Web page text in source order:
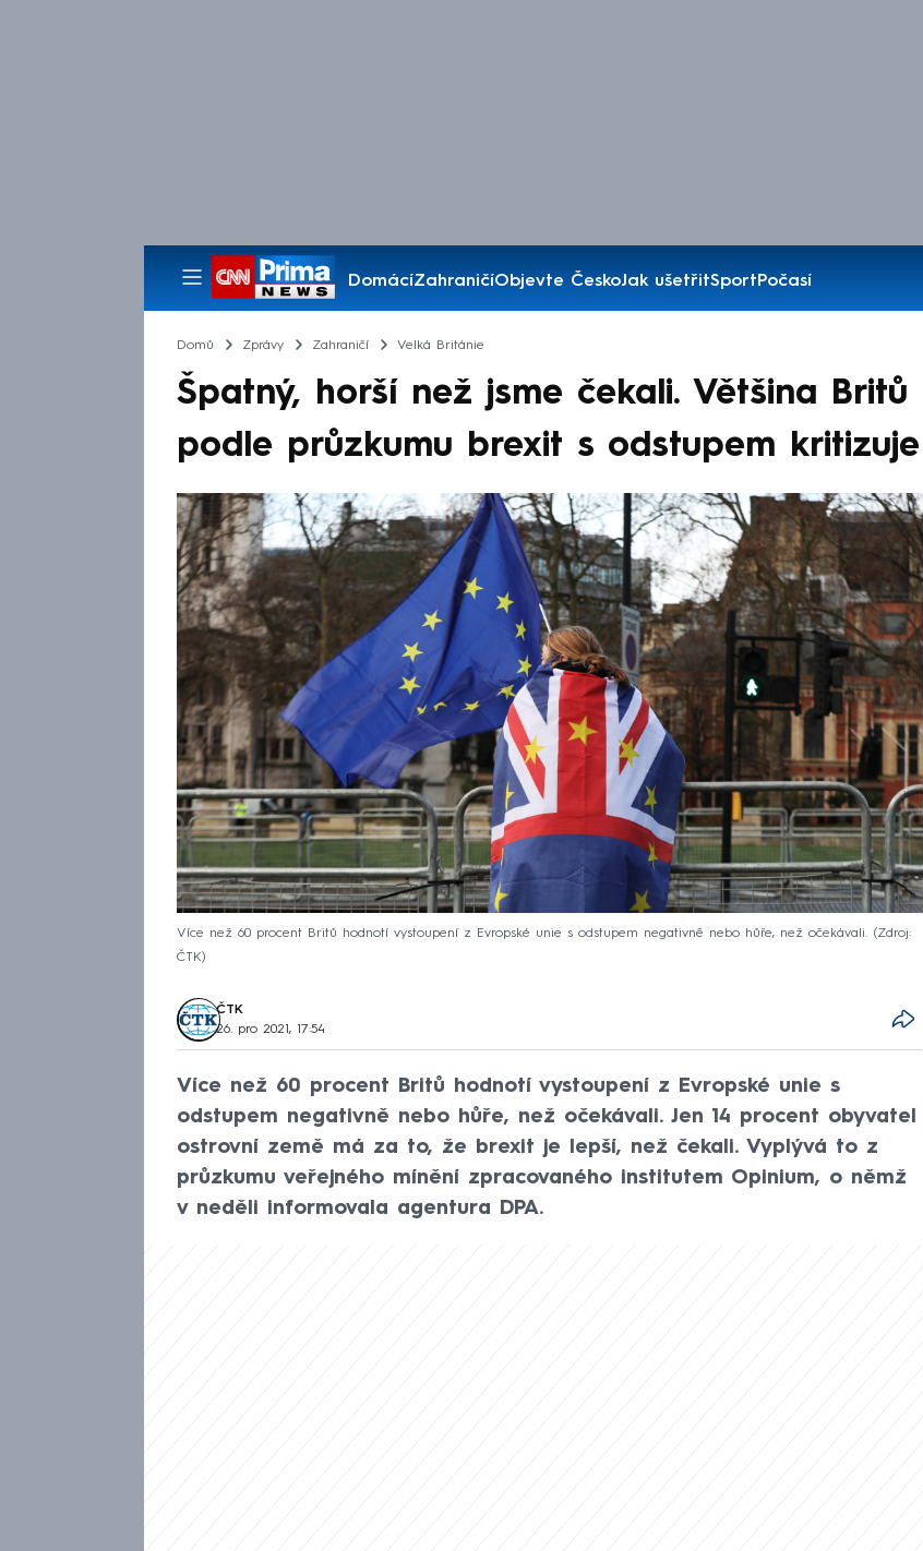
DomácíZahraničíObjevte ČeskoJak ušetřitSportPočasí
Pořady
Domů Zprávy Zahraničí Velká Británie
Špatný, horší než jsme čekali. Většina Britů
podle průzkumu brexit s odstupem kritizuje
Více než 60 procent Britů hodnotí vystoupení z Evropské unie s odstupem negativně nebo hůře, než očekávali.
Zdroj:
ČTK
ČTK
26. pro 2021, 17:54
Více než 60 procent Britů hodnotí vystoupení z Evropské unie s
odstupem negativně nebo hůře, než očekávali. Jen 14 procent obyvatel
ostrovní země má za to, že brexit je lepší, než čekali. Vyplývá to z
průzkumu veřejného mínění zpracovaného institutem Opinium, o němž
v neděli informovala agentura DPA.